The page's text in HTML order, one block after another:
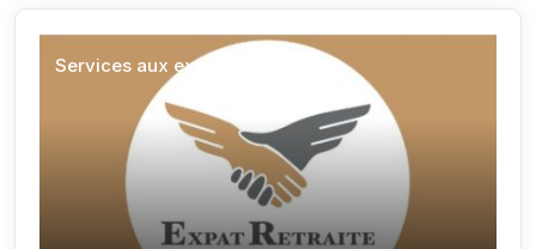
Services aux expatriés